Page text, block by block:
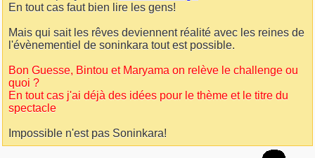
En tout cas faut bien lire les gens!
Mais qui sait les rêves deviennent réalité avec les reines de
l'évènementiel de soninkara tout est possible.
Bon Guesse, Bintou et Maryama on relève le challenge ou
quoi ?
En tout cas j'ai déjà des idées pour le thème et le titre du
spectacle
Impossible n'est pas Soninkara!